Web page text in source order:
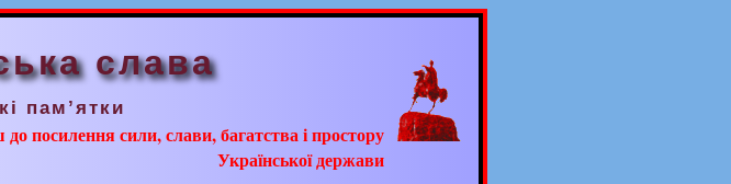
слава
пам’ятки
посилення сили, слави, багатства і простору
Української держави